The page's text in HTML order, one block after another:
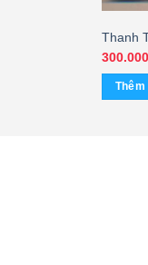
Thanh
300.000
Thêm